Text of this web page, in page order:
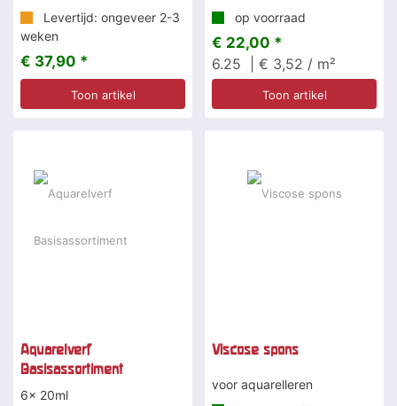
Levertijd: ongeveer 2-3
weken
€ 37,90 *
Toon artikel
op voorraad
€ 22,00 *
6.25
| € 3,52 / m²
Toon artikel
Aquarelverf
Basisassortiment
6x 20ml
Viscose spons
voor aquarelleren